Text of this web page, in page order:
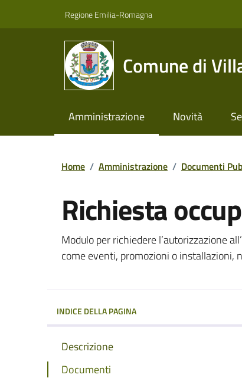
Regione Emilia-Romagna
Comune di
Amministrazione Novità
Home / Amministrazione / Documenti
Richiesta
Dettagli del
Modulo per richiedere l’autorizzazione
come eventi, promozioni o installazioni,
INDICE DELLA PAGINA
Descrizione
Documenti